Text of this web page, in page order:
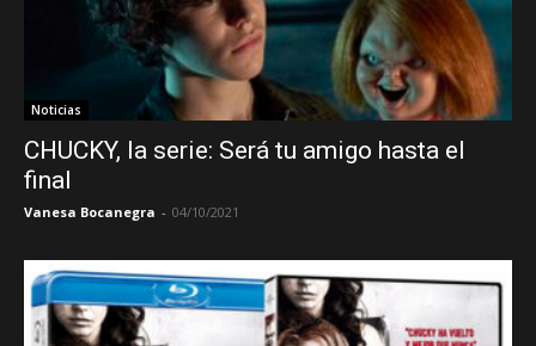
Noticias
CHUCKY, la serie: Será tu amigo hasta el
final
Vanesa Bocanegra - 04/10/2021